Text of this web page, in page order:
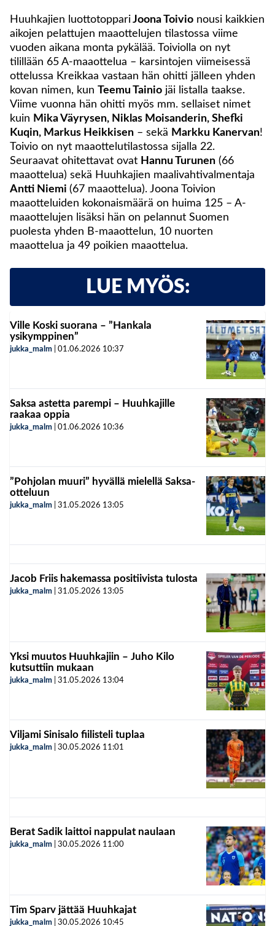
Huuhkajien luottotoppariJoona Toivio nousi kaikkien
aikojen pelattujen maaottelujen tilastossa viime
vuoden aikana monta pykälää. Toiviolla on nyt
tilillään 65 A-maaottelua – karsintojen viimeisessä
ottelussa Kreikkaa vastaan hän ohitti jälleen yhden
kovan nimen, kun Teemu Tainio jäi listalla taakse.
Viime vuonna hän ohitti myös mm. sellaiset nimet
kuin Mika Väyrysen, Niklas Moisanderin, Shefki
Kuqin, Markus Heikkisen – sekä Markku Kanervan!
Toivio on nyt maaottelutilastossa sijalla 22.
Seuraavat ohitettavat ovat Hannu Turunen (66
maaottelua) sekä Huuhkajien maalivahtivalmentaja
Antti Niemi (67 maaottelua). Joona Toivion
maaotteluiden kokonaismäärä on huima 125 – A-
maaottelujen lisäksi hän on pelannut Suomen
puolesta yhden B-maaottelun, 10 nuorten
maaottelua ja 49 poikien maaottelua.
LUE MYÖS:
Ville Koski suorana – ”Hankala
ysikymppinen”
jukka_malm 01.06.2026 10:37
Saksa astetta parempi – Huuhkajille
raakaa oppia
jukka_malm 01.06.2026 10:36
”Pohjolan muuri” hyvällä mielellä Saksa-
otteluun
jukka_malm 31.05.2026 13:05
Jacob Friis hakemassa positiivista tulosta
jukka_malm 31.05.2026 13:05
Yksi muutos Huuhkajiin – Juho Kilo
kutsuttiin mukaan
jukka_malm 31.05.2026 13:04
Viljami Sinisalo fiilisteli tuplaa
jukka_malm 30.05.2026 11:01
Berat Sadik laittoi nappulat naulaan
jukka_malm 30.05.2026 11:00
Tim Sparv jättää Huuhkajat
jukka_malm 30.05.2026 10:45